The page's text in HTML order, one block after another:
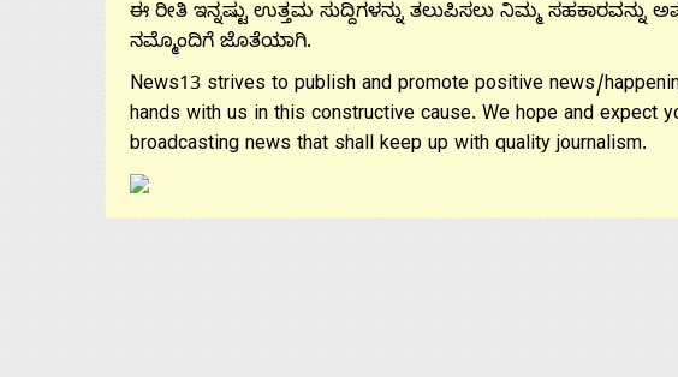
ಈ ರೀತಿ ಇನ್ನಷ್ಟು ಉತ್ತಮ ಸುದ್ದಿಗಳನ್ನು ತಲುಪಿಸಲು ನಿಮ್ಮ ಸಹಕಾರವನ್ನು
ನಮ್ಮೊಂದಿಗೆ ಜೊತೆಯಾಗಿ.
News13 strives to publish and promote positive news/
hands with us in this constructive cause. We hope and expect
broadcasting news that shall keep up with quality journalism.